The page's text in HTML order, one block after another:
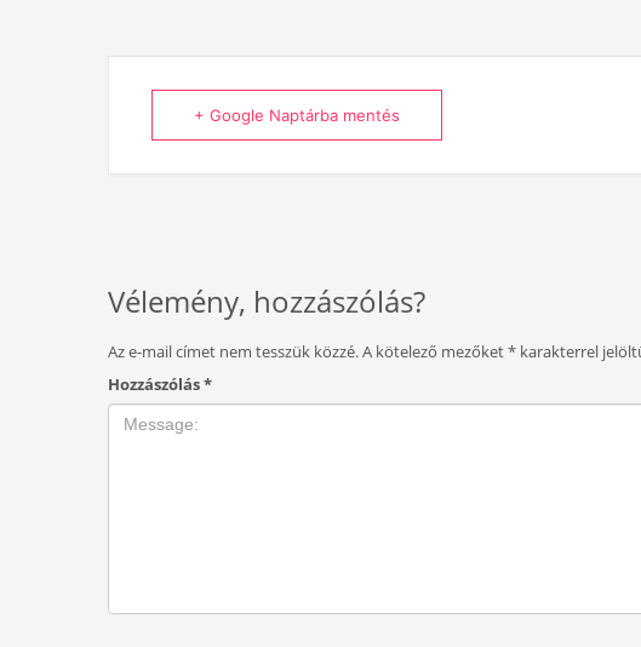
+ Google Naptárba mentés
Vélemény, hozzászólás?
Az e-mail címet nem tesszük közzé.A kötelező mezőket* karakterrel
Hozzászólás*